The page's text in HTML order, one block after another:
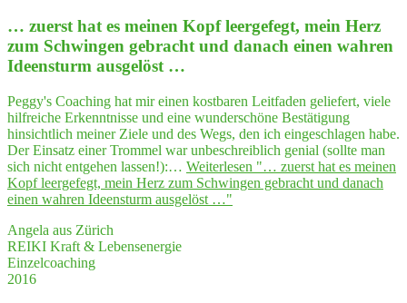
… zuerst hat es mei­nen Kopf leer­ge­fegt, mein Herz
zum Schwin­gen gebracht und danach einen wah­ren
Ideensturm ausgelöst …
Peggy's Coaching hat mir einen kostbaren Leitfaden geliefert, viele
hilfreiche Erkenntnisse und eine wunderschöne Bestätigung
hinsichtlich meiner Ziele und des Wegs, den ich eingeschlagen habe.
Der Einsatz einer Trommel war unbeschreiblich genial (sollte man
sich nicht entgehen lassen!):… Weiterlesen "… zuerst hat es mei­nen
Kopf leer­ge­fegt, mein Herz zum Schwin­gen gebracht und danach
einen wah­ren Ideensturm ausgelöst …"
Angela aus Zürich
REIKI Kraft & Lebensenergie
Einzelcoaching
2016